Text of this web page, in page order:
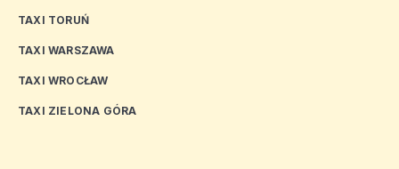
TAXI TORUŃ
TAXI WARSZAWA
TAXI WROCŁAW
TAXI ZIELONA GÓRA